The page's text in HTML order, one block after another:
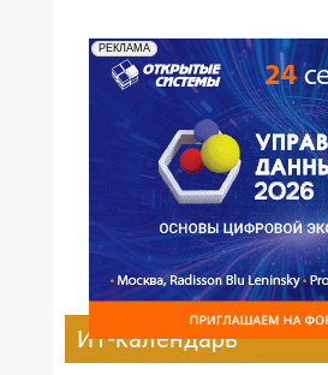
РЕКЛАМА
ИТ-календарь